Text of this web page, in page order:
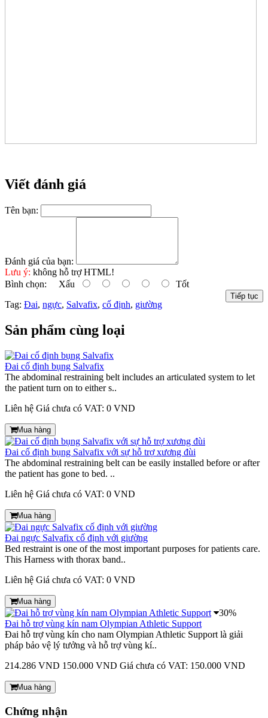
Viết đánh giá
Tên bạn:
Đánh giá của bạn:
Lưu ý: không hỗ trợ HTML!
Bình chọn: Xấu Tốt
Tiếp tục
Tag: Đai, ngực, Salvafix, cố định, giường
Sản phẩm cùng loại
Đai cố định bụng Salvafix
The abdominal restraining belt includes an articulated system to let
the patient turn on to either s..
Liên hệ Giá chưa có VAT: 0 VND
Mua hàng
Đai cố định bụng Salvafix với sự hỗ trợ xương đùi
The abdominal restraining belt can be easily installed before or after
the patient has gone to bed. ..
Liên hệ Giá chưa có VAT: 0 VND
Mua hàng
Đai ngực Salvafix cố định với giường
Bed restraint is one of the most important purposes for patients care.
This Harness with thorax band..
Liên hệ Giá chưa có VAT: 0 VND
Mua hàng
30%
Đai hỗ trợ vùng kín nam Olympian Athletic Support
Đai hỗ trợ vùng kín cho nam Olympian Athletic Support là giải
pháp bảo vệ lý tưởng và hỗ trợ vùng kí..
214.286 VND 150.000 VND Giá chưa có VAT: 150.000 VND
Mua hàng
Chứng nhận